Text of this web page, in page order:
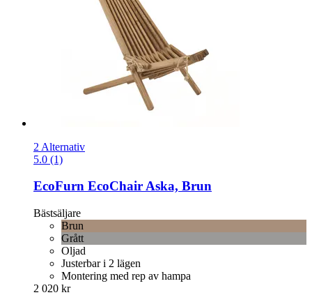
2 Alternativ
5.0 (1)
EcoFurn EcoChair Aska, Brun
Bästsäljare
Brun
Grått
Oljad
Justerbar i 2 lägen
Montering med rep av hampa
2 020 kr